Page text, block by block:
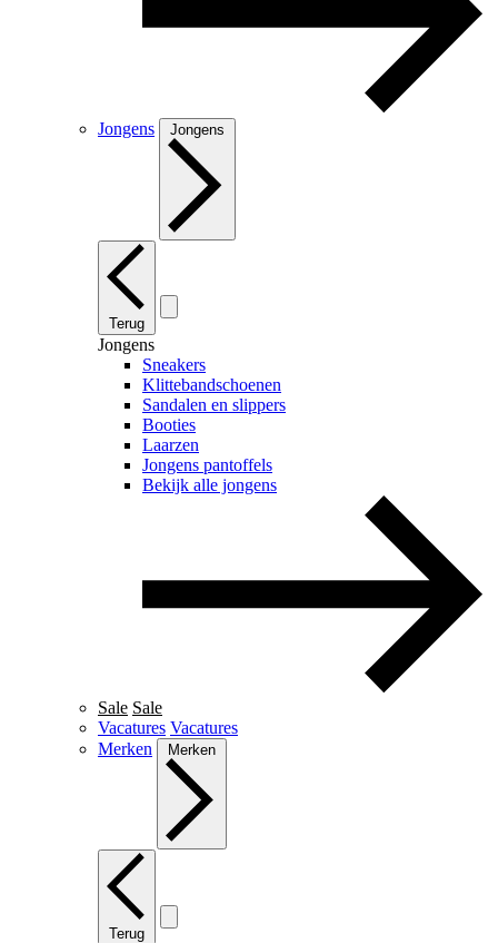
Jongens Jongens
Terug
Jongens
Sneakers
Klittebandschoenen
Sandalen en slippers
Booties
Laarzen
Jongens pantoffels
Bekijk alle jongens
Sale Sale
Vacatures Vacatures
Merken
Merken
Terug